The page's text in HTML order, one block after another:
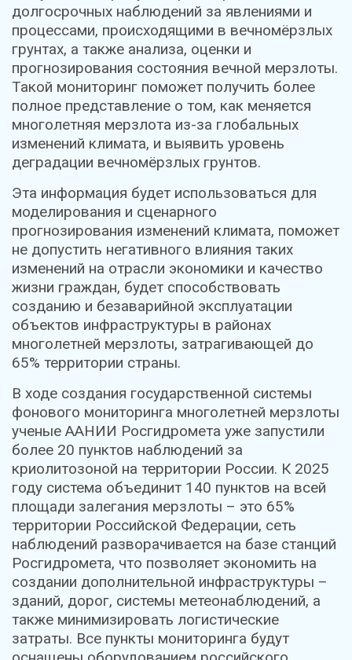
долгосрочных наблюдений за явлениями и
процессами, происходящими в вечномёрзлых
грунтах, а также анализа, оценки и
прогнозирования состояния вечной мерзлоты.
Такой мониторинг поможет получить более
полное представление о том, как меняется
многолетняя мерзлота из-за глобальных
изменений климата, и выявить уровень
деградации вечномёрзлых грунтов.
Эта информация будет использоваться для
моделирования и сценарного
прогнозирования изменений климата, поможет
не допустить негативного влияния таких
изменений на отрасли экономики и качество
жизни граждан, будет способствовать
созданию и безаварийной эксплуатации
объектов инфраструктуры в районах
многолетней мерзлоты, затрагивающей до
65% территории страны.
В ходе создания государственной системы
фонового мониторинга многолетней мерзлоты
ученые ААНИИ Росгидромета уже запустили
более 20 пунктов наблюдений за
криолитозоной на территории России. К 2025
году система объединит 140 пунктов на всей
площади залегания мерзлоты – это 65%
территории Российской Федерации, сеть
наблюдений разворачивается на базе станций
Росгидромета, что позволяет экономить на
создании дополнительной инфраструктуры –
зданий, дорог, системы метеонаблюдений, а
также минимизировать логистические
затраты. Все пункты мониторинга будут